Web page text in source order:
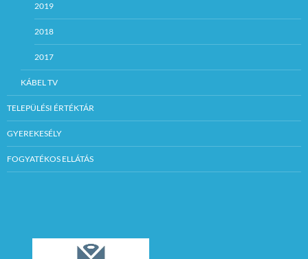
2019
2018
2017
KÁBEL TV
TELEPÜLÉSI ÉRTÉKTÁR
GYEREKESÉLY
FOGYATÉKOS ELLÁTÁS